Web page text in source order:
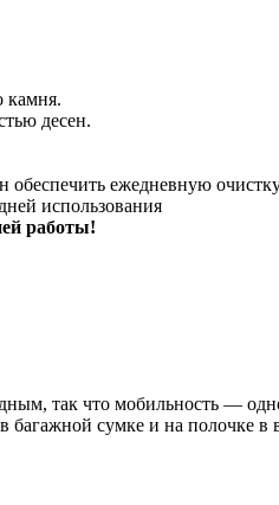
камня.
десен.
ежедневную
использования
работы!
так что мобильность —
багажной сумке и на полочке